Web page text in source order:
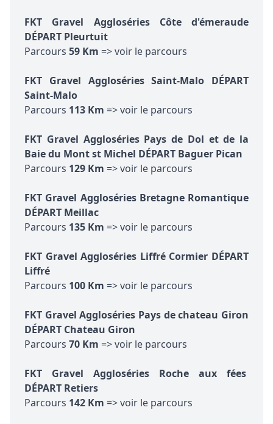
FKT Gravel Aggloséries Côte d'émeraude
DÉPART Pleurtuit
Parcours 59 Km => voir le parcours
FKT Gravel Aggloséries Saint-Malo DÉPART
Saint-Malo
Parcours 113 Km => voir le parcours
FKT Gravel Aggloséries Pays de Dol et de la
Baie du Mont st Michel DÉPART Baguer Pican
Parcours 129 Km => voir le parcours
FKT Gravel Aggloséries Bretagne Romantique
DÉPART Meillac
Parcours 135 Km => voir le parcours
FKT Gravel Aggloséries Liffré Cormier DÉPART
Liffré
Parcours 100 Km => voir le parcours
FKT Gravel Aggloséries Pays de chateau Giron
DÉPART Chateau Giron
Parcours 70 Km => voir le parcours
FKT Gravel Aggloséries Roche aux fées
DÉPART Retiers
Parcours 142 Km => voir le parcours